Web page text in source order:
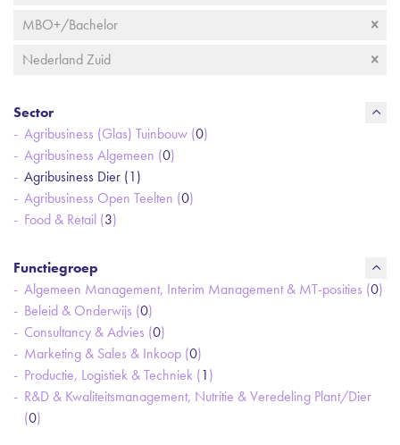
MBO+/Bachelor
Nederland Zuid
Sector
Agribusiness (Glas) Tuinbouw (0)
Agribusiness Algemeen (0)
Agribusiness Dier (1)
Agribusiness Open Teelten (0)
Food & Retail (3)
Functiegroep
Algemeen Management, Interim Management & MT-posities (0)
Beleid & Onderwijs (0)
Consultancy & Advies (0)
Marketing & Sales & Inkoop (0)
Productie, Logistiek & Techniek (1)
R&D & Kwaliteitsmanagement, Nutritie & Veredeling Plant/Dier
(0)